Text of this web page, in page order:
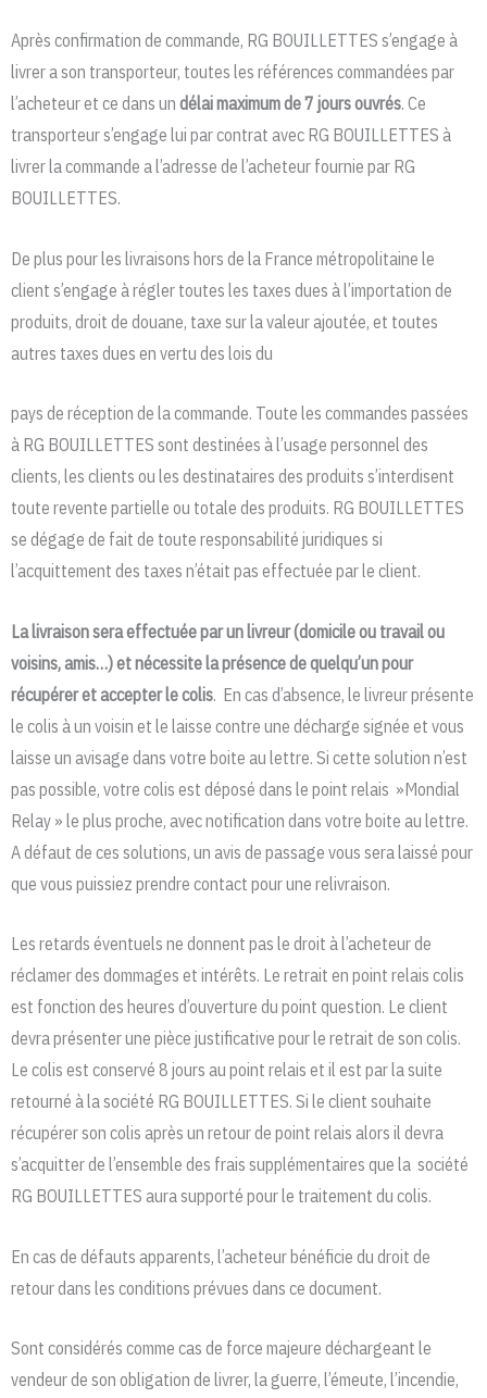
Après confirmation de commande, RG BOUILLETTES s’engage à
livrer a son transporteur, toutes les références commandées par
l’acheteur et ce dans un délai maximum de 7 jours ouvrés. Ce
transporteur s’engage lui par contrat avec RG BOUILLETTES à
livrer la commande a l’adresse de l’acheteur fournie par RG
BOUILLETTES.
De plus pour les livraisons hors de la France métropolitaine le
client s’engage à régler toutes les taxes dues à l’importation de
produits, droit de douane, taxe sur la valeur ajoutée, et toutes
autres taxes dues en vertu des lois du
pays de réception de la commande. Toute les commandes passées
à RG BOUILLETTES sont destinées à l’usage personnel des
clients, les clients ou les destinataires des produits s’interdisent
toute revente partielle ou totale des produits. RG BOUILLETTES
se dégage de fait de toute responsabilité juridiques si
l’acquittement des taxes n’était pas effectuée par le client.
La livraison sera effectuée par un livreur (domicile ou travail ou
voisins, amis…) et nécessite la présence de quelqu’un pour
récupérer et accepter le colis. En cas d’absence, le livreur présente
le colis à un voisin et le laisse contre une décharge signée et vous
laisse un avisage dans votre boite au lettre. Si cette solution n’est
pas possible, votre colis est déposé dans le point relais »Mondial
Relay » le plus proche, avec notification dans votre boite au lettre.
A défaut de ces solutions, un avis de passage vous sera laissé pour
que vous puissiez prendre contact pour une relivraison.
Les retards éventuels ne donnent pas le droit à l’acheteur de
réclamer des dommages et intérêts. Le retrait en point relais colis
est fonction des heures d’ouverture du point question. Le client
devra présenter une pièce justificative pour le retrait de son colis.
Le colis est conservé 8 jours au point relais et il est par la suite
retourné à la société RG BOUILLETTES. Si le client souhaite
récupérer son colis après un retour de point relais alors il devra
s’acquitter de l’ensemble des frais supplémentaires que la société
RG BOUILLETTES aura supporté pour le traitement du colis.
En cas de défauts apparents, l’acheteur bénéficie du droit de
retour dans les conditions prévues dans ce document.
Sont considérés comme cas de force majeure déchargeant le
vendeur de son obligation de livrer, la guerre, l’émeute, l’incendie,